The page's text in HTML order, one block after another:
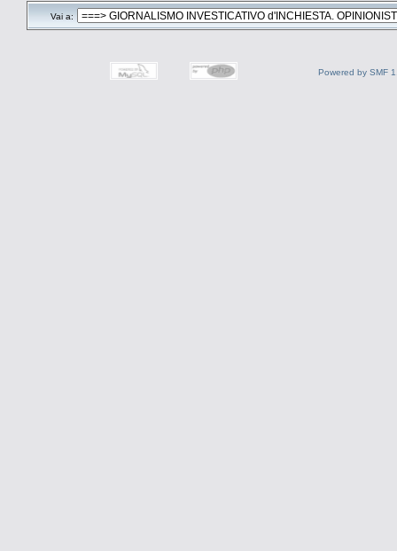
Vai a:
Powered by SMF